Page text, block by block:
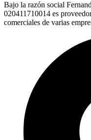
Bajo la razón social
020411710014 es
comerciales de varias